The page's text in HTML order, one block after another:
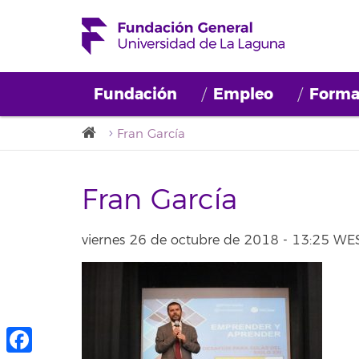
Fundación Empleo
Fran García
Fran García
viernes 26 de octubre de 2018 - 13:25